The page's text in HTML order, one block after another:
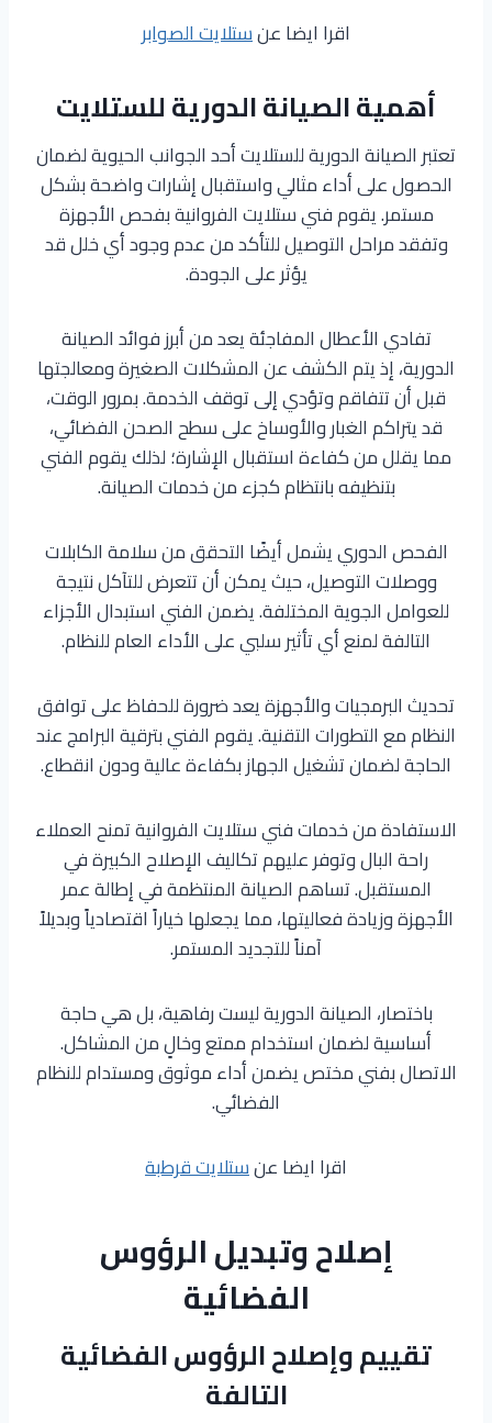
اقرا ايضا عنستلايت الصوابر
أهمية الصيانة الدورية للستلايت
تعتبر الصيانة الدورية للستلايت أحد الجوانب الحيوية لضمان
الحصول على أداء مثالي واستقبال إشارات واضحة بشكل
مستمر. يقوم فني ستلايت الفروانية بفحص الأجهزة
وتفقد مراحل التوصيل للتأكد من عدم وجود أي خلل قد
يؤثر على الجودة.
تفادي الأعطال المفاجئة يعد من أبرز فوائد الصيانة
الدورية، إذ يتم الكشف عن المشكلات الصغيرة ومعالجتها
قبل أن تتفاقم وتؤدي إلى توقف الخدمة. بمرور الوقت،
قد يتراكم الغبار والأوساخ على سطح الصحن الفضائي،
مما يقلل من كفاءة استقبال الإشارة؛ لذلك يقوم الفني
بتنظيفه بانتظام كجزء من خدمات الصيانة.
الفحص الدوري يشمل أيضًا التحقق من سلامة الكابلات
ووصلات التوصيل، حيث يمكن أن تتعرض للتآكل نتيجة
للعوامل الجوية المختلفة. يضمن الفني استبدال الأجزاء
التالفة لمنع أي تأثير سلبي على الأداء العام للنظام.
تحديث البرمجيات والأجهزة يعد ضرورة للحفاظ على توافق
النظام مع التطورات التقنية. يقوم الفني بترقية البرامج عند
الحاجة لضمان تشغيل الجهاز بكفاءة عالية ودون انقطاع.
الاستفادة من خدمات فني ستلايت الفروانية تمنح العملاء
راحة البال وتوفر عليهم تكاليف الإصلاح الكبيرة في
المستقبل. تساهم الصيانة المنتظمة في إطالة عمر
الأجهزة وزيادة فعاليتها، مما يجعلها خياراً اقتصادياً وبديلاً
آمناً للتجديد المستمر.
باختصار، الصيانة الدورية ليست رفاهية، بل هي حاجة
أساسية لضمان استخدام ممتع وخالٍ من المشاكل.
الاتصال بفني مختص يضمن أداء موثوق ومستدام للنظام
الفضائي.
اقرا ايضا عنستلايت قرطبة
إصلاح وتبديل الرؤوس
الفضائية
تقييم وإصلاح الرؤوس الفضائية
التالفة